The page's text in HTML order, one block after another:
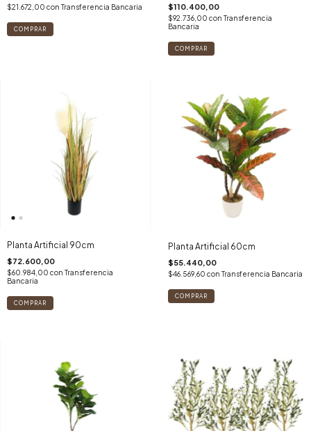
$21.672,00 con Transferencia Bancaria $110.400,00
$92.736,00 con Transferencia
Bancaria
COMPRAR
Planta Artificial 90cm
$72.600,00
$60.984,00 con Transferencia
Bancaria
Planta Artificial 60cm
$55.440,00
$46.569,60 con Transferencia Bancaria